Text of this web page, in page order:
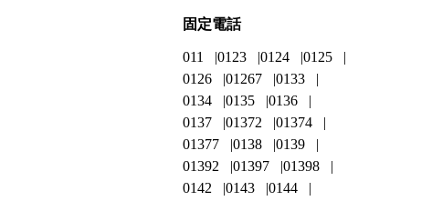
固定電話
011 0123 0124
0125
0126
01267
0133
0134
0135
0136
0137
01372
01374
01377
0138
0139
01392
01397
01398
0142
0143
0144